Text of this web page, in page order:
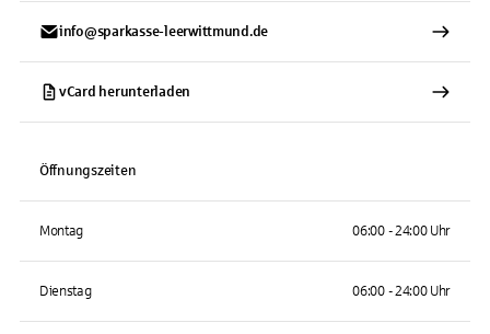
info@sparkasse-leerwittmund.de
vCard herunterladen
Öffnungszeiten
Montag 06:00 - 24:00 Uhr
Dienstag 06:00 - 24:00 Uhr